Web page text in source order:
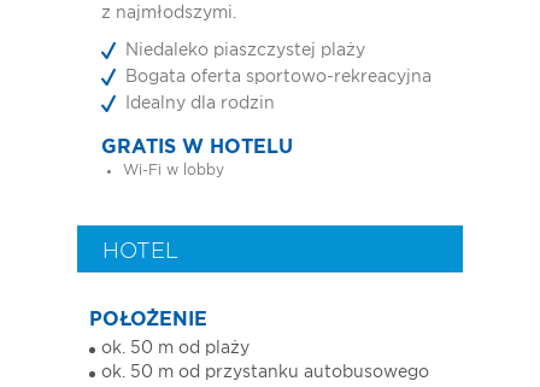
z najmłodszymi.
Niedaleko piaszczystej plaży
Bogata oferta sportowo-rekreacyjna
Idealny dla rodzin
GRATIS W HOTELU
Wi-Fi w lobby
HOTEL
POŁOŻENIE
ok. 50 m od plaży
ok. 50 m od przystanku autobusowego